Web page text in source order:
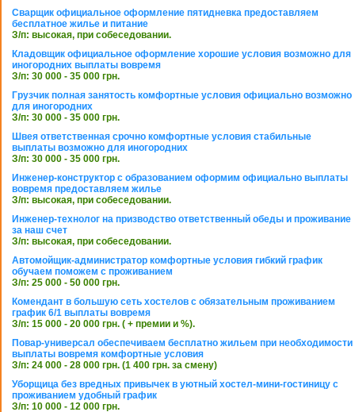
Сварщик официальное оформление пятидневка предоставляем
бесплатное жилье и питание
З/п: высокая, при собеседовании.
Кладовщик официальное оформление хорошие условия возможно для
иногородних выплаты вовремя
З/п: 30 000 - 35 000 грн.
Грузчик полная занятость комфортные условия официально возможно
для иногородних
З/п: 30 000 - 35 000 грн.
Швея ответственная срочно комфортные условия стабильные
выплаты возможно для иногородних
З/п: 30 000 - 35 000 грн.
Инженер-конструктор с образованием оформим официально выплаты
вовремя предоставляем жилье
З/п: высокая, при собеседовании.
Инженер-технолог на призводство ответственный обеды и проживание
за наш счет
З/п: высокая, при собеседовании.
Автомойщик-администратор комфортные условия гибкий график
обучаем поможем с проживанием
З/п: 25 000 - 50 000 грн.
Комендант в большую сеть хостелов с обязательным проживанием
график 6/1 выплаты вовремя
З/п: 15 000 - 20 000 грн. ( + премии и %).
Повар-универсал обеспечиваем бесплатно жильем при необходимости
выплаты вовремя комфортные условия
З/п: 24 000 - 28 000 грн. (1 400 грн. за смену)
Уборщица без вредных привычек в уютный хостел-мини-гостиницу с
проживанием удобный график
З/п: 10 000 - 12 000 грн.